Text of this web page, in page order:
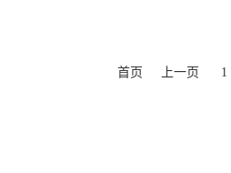
首页 上一页 1